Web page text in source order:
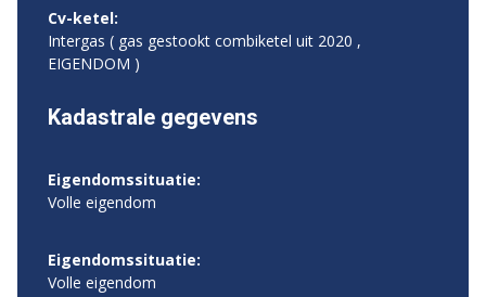
Cv-ketel:
Intergas ( gas gestookt combiketel uit 2020 ,
EIGENDOM )
Kadastrale gegevens
Eigendomssituatie:
Volle eigendom
Eigendomssituatie:
Volle eigendom